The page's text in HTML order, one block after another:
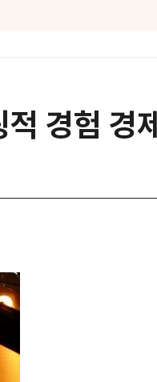
경험 경제